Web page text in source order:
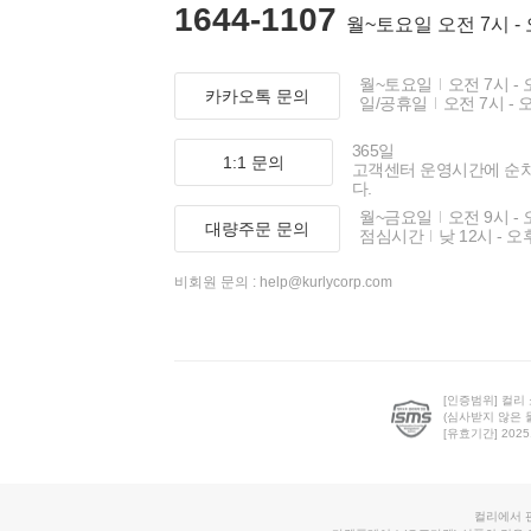
1644-1107 월~토요일 오전 7시 -
카카오톡 문의
월~토요일
오전 7시 -
일/공휴일
오전 7시 -
1:1 문의
365일
고객센터 운영시간에 순
다.
대량주문 문의
월~금요일
오전 9시 -
점심시간
낮 12시 - 오
비회원 문의 : help@kurlycorp.com
[인증범위] 컬리
(심사받지 않은
[유효기간]
컬리에서